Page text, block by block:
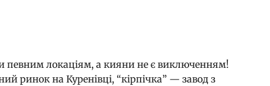
певним локаціям, а кияни не є виключенням!
ринок на Куренівці, “кірпічка” — завод з